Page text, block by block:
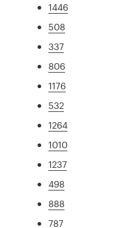
1446
508
337
806
1176
532
1264
1010
1237
498
888
787